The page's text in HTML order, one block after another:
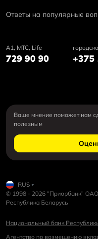
Ответы на популярные
А1, MTC, Life
729 90 90 +375
Ваше мнение поможет нам
полезным
RUS
© 1998 - 2026 "Приорбанк"
Республика Беларусь
Национальный банк
Агентство по возмещению